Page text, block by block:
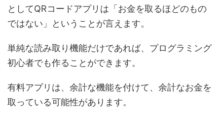
としてQRコードアプリは「お金を取るほどのもの
ではない」ということが言えます。
単純な読み取り機能だけであれば、プログラミング
初心者でも作ることができます。
有料アプリは、余計な機能を付けて、余計なお金を
取っている可能性があります。